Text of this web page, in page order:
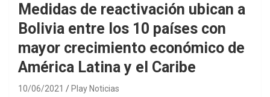
Medidas de reactivación ubican a
Bolivia entre los 10 países con
mayor crecimiento económico de
América Latina y el Caribe
10/06/2021 Play Noticias